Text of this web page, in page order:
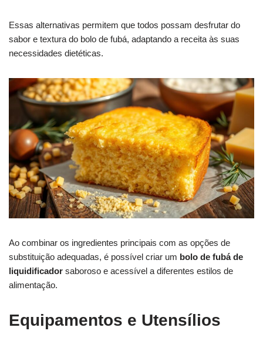
Essas alternativas permitem que todos possam desfrutar do
sabor e textura do bolo de fubá, adaptando a receita às suas
necessidades dietéticas.
Ao combinar os ingredientes principais com as opções de
substituição adequadas, é possível criar um bolo de fubá de
liquidificador saboroso e acessível a diferentes estilos de
alimentação.
Equipamentos e Utensílios